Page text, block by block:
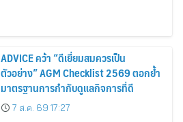
ADVICE คว้า “ดีเยี่ยมสมควรเป็น
ตัวอย่าง” AGM Checklist 2569 ตอกย้ำ
มาตรฐานการกำกับดูแลกิจการที่ดี
7 ส.ค. 69 17:27